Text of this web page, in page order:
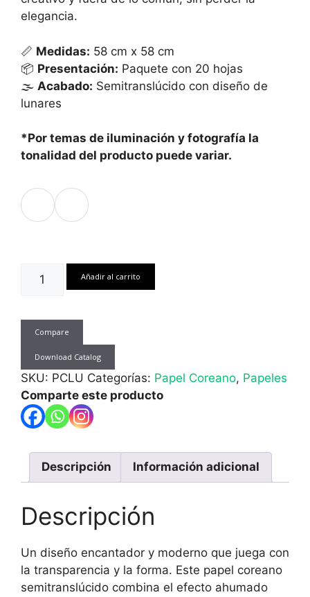
elegancia.
📏 Medidas: 58 cm x 58 cm
📦 Presentación: Paquete con 20 hojas
🌫️ Acabado: Semitranslúcido con diseño de
lunares
*Por temas de iluminación y fotografía la
tonalidad del producto puede variar.
Coreano
Lunares
pliegos
57x56cm
cantidad
Añadir al carrito
Compare
Download Catalog
SKU: PCLU Categorías: Papel Coreano, Papeles
Comparte este producto
Descripción Información adicional
Descripción
Un diseño encantador y moderno que juega con
la transparencia y la forma. Este papel coreano
semitranslúcido combina el efecto ahumado